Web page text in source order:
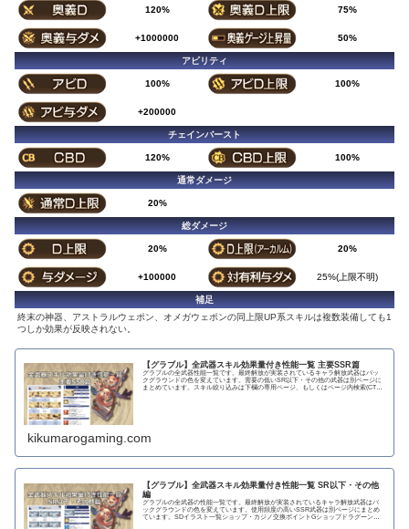
120% 75%
+1000000 50%
アビリティ
100% 100%
+200000
チェインバースト
120% 100%
通常ダメージ
20%
総ダメージ
20% 20%
+100000 25%(上限不明)
補足
終末の神器、アストラルウェポン、オメガウェポンの同上限UP系スキルは複数装備しても1
つしか効果が反映されない。
【グラブル】全武器スキル効果量付き性能一覧 主要SSR篇
グラブルの全武器性能一覧です。最終解放が実装されているキャラ解放武器はバッ
クグラウンドの色を変えています。需要の低いSR以下・その他の武器は別ページに
まとめています。スキル絞り込みは下欄の専用ページ、もしくはページ内検索(CTRL
kikumarogaming.com
【グラブル】全武器スキル効果量付き性能一覧 SR以下・その他
編
グラブルの全武器の性能一覧です。最終解放が実装されているキャラ解放武器はバ
ックグラウンドの色を変えています。使用頻度の高いSSR武器は別ページにまとめ
ています。SDイラスト一覧ショップ・カジノ交換ポイントGショップドラグーンラ